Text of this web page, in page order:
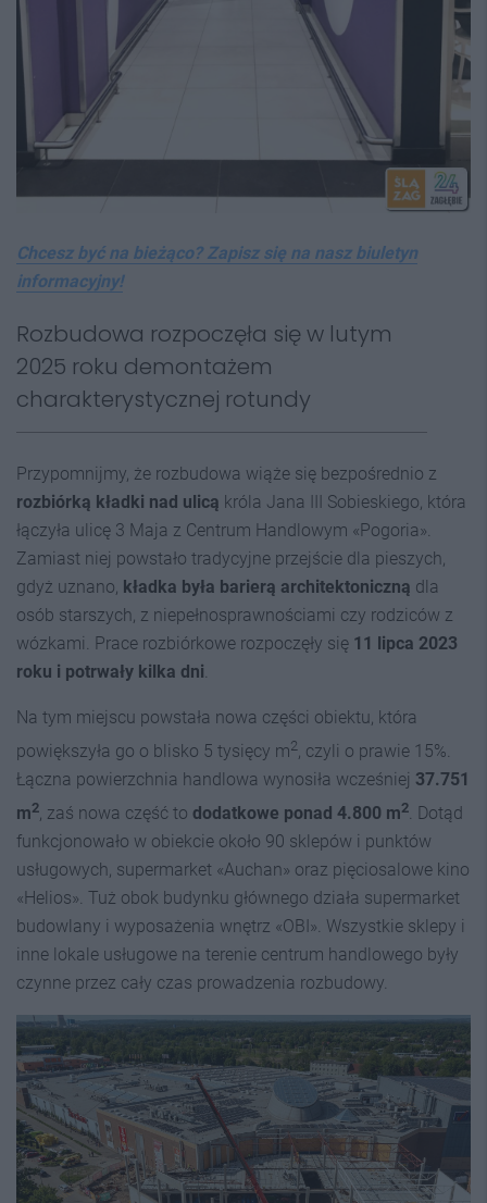
Chcesz być na bieżąco? Zapisz się na nasz biuletyn
informacyjny!
Rozbudowa rozpoczęła się w lutym
2025 roku demontażem
charakterystycznej rotundy
Przypomnijmy, że rozbudowa wiąże się bezpośrednio z
rozbiórką kładki nad ulicą króla Jana III Sobieskiego, która
łączyła ulicę 3 Maja z Centrum Handlowym «Pogoria».
Zamiast niej powstało tradycyjne przejście dla pieszych,
gdyż uznano, kładka była barierą architektoniczną dla
osób starszych, z niepełnosprawnościami czy rodziców z
wózkami. Prace rozbiórkowe rozpoczęły się 11 lipca 2023
roku i potrwały kilka dni
Na tym miejscu powstała nowa części obiektu, która
powiększyła go o blisko 5 tysięcy m2, czyli o prawie 15%.
Łączna powierzchnia handlowa wynosiła wcześniej 37.751
m2, zaś nowa część to dodatkowe ponad 4.800 m2. Dotąd
funkcjonowało w obiekcie około 90 sklepów i punktów
usługowych, supermarket «Auchan» oraz pięciosalowe kino
«Helios». Tuż obok budynku głównego działa supermarket
budowlany i wyposażenia wnętrz «OBI». Wszystkie sklepy i
inne lokale usługowe na terenie centrum handlowego były
czynne przez cały czas prowadzenia rozbudowy.